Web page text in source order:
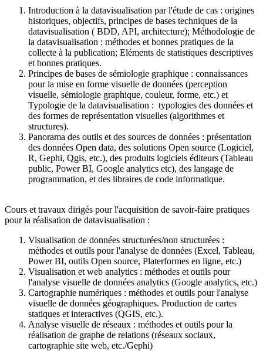
Introduction à la datavisualisation par l'étude de cas : origines
historiques, objectifs, principes de bases techniques de la
datavisualisation ( BDD, API, architecture); Méthodologie de
la datavisualisation : méthodes et bonnes pratiques de la
collecte à la publication; Eléments de statistiques descriptives
et bonnes pratiques.
Principes de bases de sémiologie graphique : connaissances
pour la mise en forme visuelle de données (perception
visuelle, sémiologie graphique, couleur, forme, etc.) et
Typologie de la datavisualisation : typologies des données et
des formes de représentation visuelles (algorithmes et
structures).
Panorama des outils et des sources de données : présentation
des données Open data, des solutions Open source (Logiciel,
R, Gephi, Qgis, etc.), des produits logiciels éditeurs (Tableau
public, Power BI, Google analytics etc), des langage de
programmation, et des libraires de code informatique.
Cours et travaux dirigés pour l'acquisition de savoir-faire pratiques
pour la réalisation de datavisualisation :
Visualisation de données structurées/non structurées :
méthodes et outils pour l'analyse de données (Excel, Tableau,
Power BI, outils Open source, Platerformes en ligne, etc.)
Visualisation et web analytics : méthodes et outils pour
l'analyse visuelle de données analytics (Google analytics, etc.)
Cartographie numériques : méthodes et outils pour l'analyse
visuelle de données géographiques. Production de cartes
statiques et interactives (QGIS, etc.).
Analyse visuelle de réseaux : méthodes et outils pour la
réalisation de graphe de relations (réseaux sociaux,
cartographie site web, etc./Gephi)